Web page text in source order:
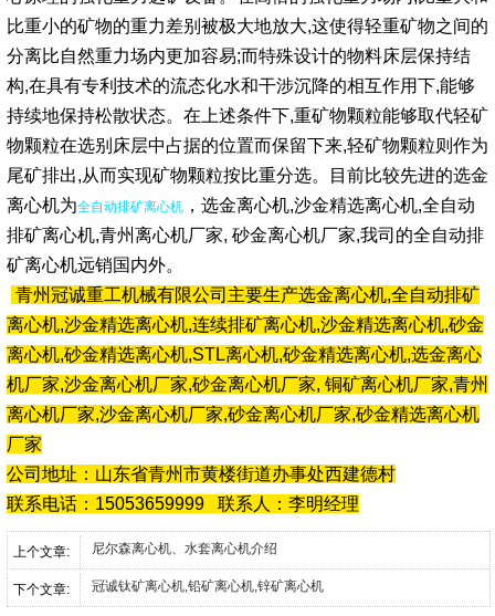
比重小的矿物的重力差别被极大地放大,这使得轻重矿物之间的
分离比自然重力场内更加容易;而特殊设计的物料床层保持结
构,在具有专利技术的流态化水和干涉沉降的相互作用下,能够
持续地保持松散状态。 在上述条件下,重矿物颗粒能够取代轻矿
物颗粒在选别床层中占据的位置而保留下来,轻矿物颗粒则作为
尾矿排出,从而实现矿物颗粒按比重分选。目前比较先进的选金
离心机为全自动排矿离心机 ，选金离心机,沙金精选离心机,全自动
排矿离心机,青州离心机厂家, 砂金离心机厂家,我司的全自动排
矿离心机远销国内外。
青州冠诚重工机械有限公司主要生产选金离心机,全自动排矿
离心机,沙金精选离心机,连续排矿离心机,沙金精选离心机,砂金
离心机,砂金精选离心机,STL离心机,砂金精选离心机,选金离心
机厂家,沙金离心机厂家,砂金离心机厂家, 铜矿离心机厂家,青州
离心机厂家,沙金离心机厂家,砂金离心机厂家,砂金精选离心机
厂家
公司地址：山东省青州市黄楼街道办事处西建德村
联系电话：15053659999 联系人：李明经理
上个文章: 尼尔森离心机、水套离心机介绍
下个文章: 冠诚钛矿离心机,铅矿离心机,锌矿离心机